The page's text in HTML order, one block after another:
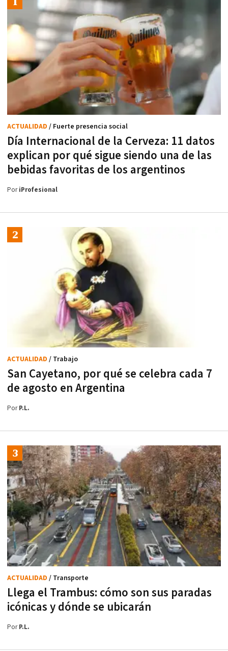
Día Internacional de la Cerveza: 11 datos
explican por qué sigue siendo una de las
bebidas favoritas de los argentinos
ACTUALIDAD / Fuerte presencia social
PoriProfesional
San Cayetano, por qué se celebra cada 7
de agosto en Argentina
ACTUALIDAD / Trabajo
PorP.L.
Llega el Trambus: cómo son sus paradas
icónicas y dónde se ubicarán
ACTUALIDAD / Transporte
PorP.L.